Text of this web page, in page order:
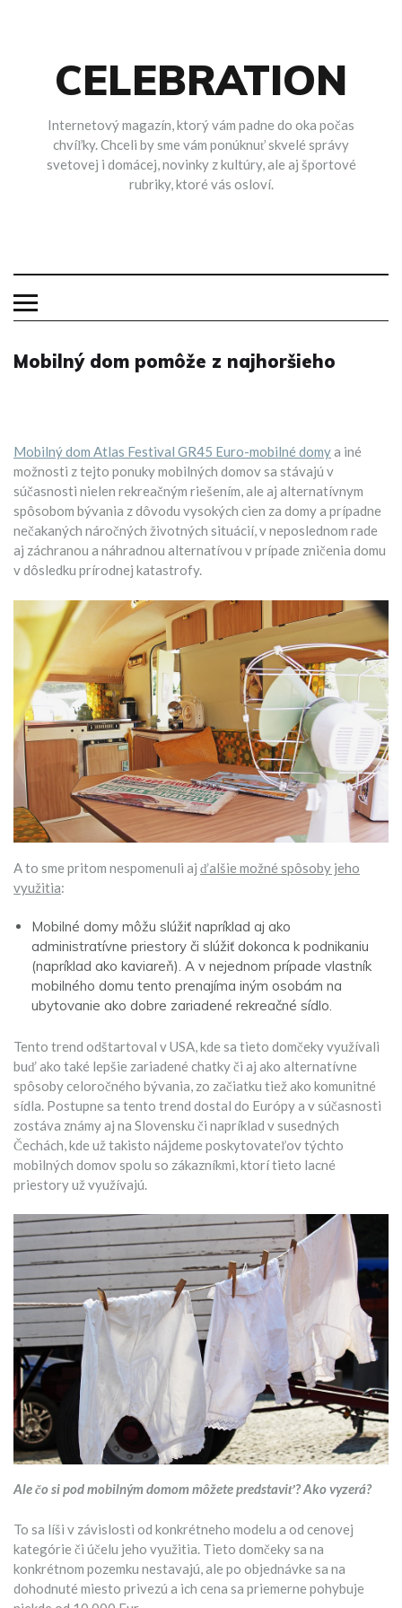
CELEBRATION
Internetový magazín, ktorý vám padne do oka počas
chvíľky. Chceli by sme vám ponúknuť skvelé správy
svetovej i domácej, novinky z kultúry, ale aj športové
rubriky, ktoré vás osloví.
Mobilný dom pomôže z najhoršieho
Mobilný dom Atlas Festival GR45 Euro-mobilné domya iné
možnosti z tejto ponuky mobilných domov sa stávajú v
súčasnosti nielen rekreačným riešením, ale aj alternatívnym
spôsobom bývania z dôvodu vysokých cien za domy a prípadne
nečakaných náročných životných situácií, v neposlednom rade
aj záchranou a náhradnou alternatívou v prípade zničenia domu
v dôsledku prírodnej katastrofy.
A to sme pritom nespomenuli aj ďalšie možné spôsoby jeho
využitia:
Mobilné domy môžu slúžiť napríklad aj ako
administratívne priestory či slúžiť dokonca k podnikaniu
(napríklad ako kaviareň). A v nejednom prípade vlastník
mobilného domu tento prenajíma iným osobám na
ubytovanie ako dobre zariadené rekreačné sídlo.
Tento trend odštartoval v USA, kde sa tieto domčeky využívali
buď ako také lepšie zariadené chatky či aj ako alternatívne
spôsoby celoročného bývania, zo začiatku tiež ako komunitné
sídla. Postupne sa tento trend dostal do Európy a v súčasnosti
zostáva známy aj na Slovensku či napríklad v susedných
Čechách, kde už takisto nájdeme poskytovateľov týchto
mobilných domov spolu so zákazníkmi, ktorí tieto lacné
priestory už využívajú.
Ale čo si pod mobilným domom môžete predstaviť? Ako vyzerá?
To sa líši v závislosti od konkrétneho modelu a od cenovej
kategórie či účelu jeho využitia. Tieto domčeky sa na
konkrétnom pozemku nestavajú, ale po objednávke sa na
dohodnuté miesto privezú a ich cena sa priemerne pohybuje